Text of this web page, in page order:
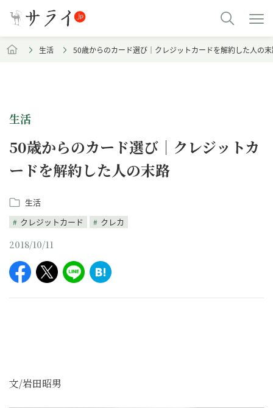
生活 50歳からのカード選び｜クレジットカードを解約した人の
生活
50歳からのカード選び｜クレジットカ
ードを解約した人の末路
生活
クレジットカード
クレカ
2018/10/11
文/岩田昭男